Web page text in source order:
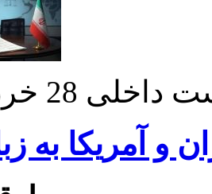
داخلی 28 خرداد 1405
و آمریکا به